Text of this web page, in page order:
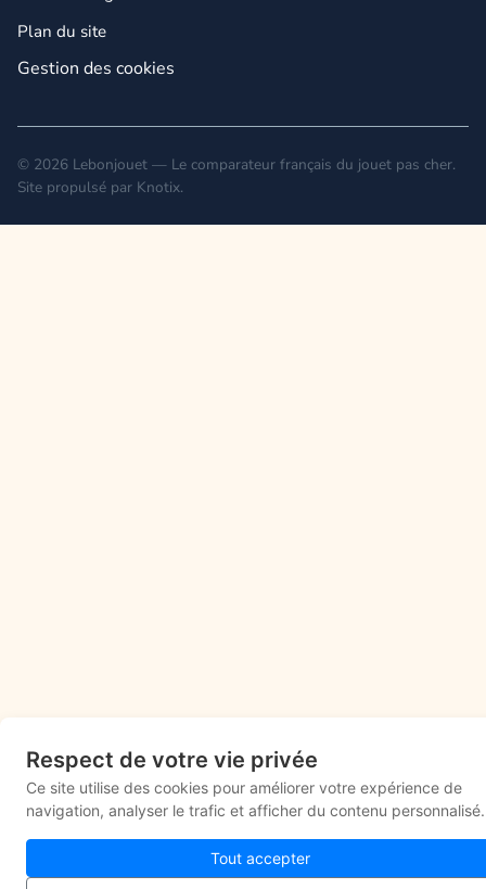
Respect de votre vie privée
Ce site utilise des cookies pour améliorer votre expérience de
navigation, analyser le trafic et afficher du contenu personnalisé.
Tout accepter
Plan du site
Gestion des cookies
© 2026 Lebonjouet — Le comparateur français du jouet pas cher.
Site propulsé par Knotix.